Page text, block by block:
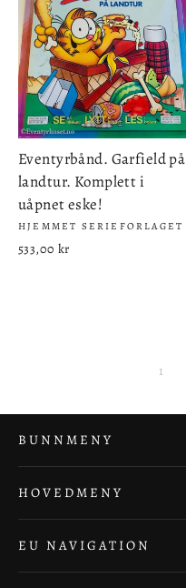
Eventyrbånd. Garfield på
landtur. Komplett i
uåpnet eske!
HJEMMET SERIEFORLAGET
533,00 kr
1
BUNNMENY
HOVEDMENY
EU NAVIGATION